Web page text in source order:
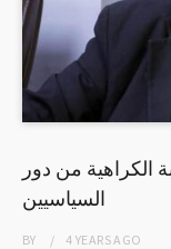
الكراهية من دور
السياسيين
BY 4 YEARSAGO